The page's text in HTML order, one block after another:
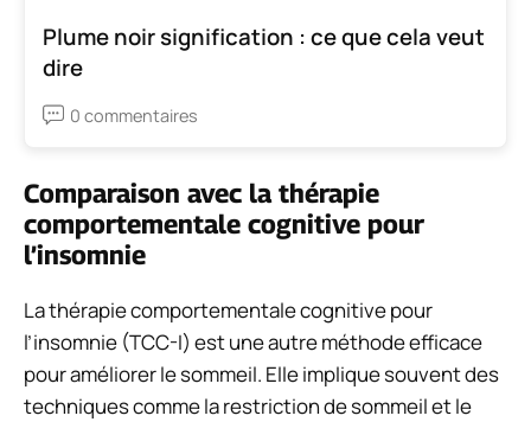
Plume noir signification : ce que cela veut
dire
0 commentaires
Comparaison avec la thérapie
comportementale cognitive pour
l’insomnie
La thérapie comportementale cognitive pour
l’insomnie (TCC-I) est une autre méthode efficace
pour améliorer le sommeil. Elle implique souvent des
techniques comme la restriction de sommeil et le